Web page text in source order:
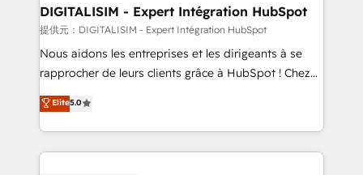
dedicated to HubSpot and with an experienced
team (50+), we work with reputable companies in
B2B sectors such as manufacturing, SaaS and
business services. We prepare a customized
impact of your digital transformation, including a
detailed financial rationale with a focus on ROI and
DIGITALISIM - Expert Intégration HubSpot
提供元：DIGITALISIM - Expert Intégration HubSpot
Nous aidons les entreprises et les dirigeants à se
rapprocher de leurs clients grâce à HubSpot ! Chez
DIGITALISIM, nous avons l'intime conviction que la
réussite des entreprises passe par l’innovation web,
le marketing digital, et la relation client ! C'est
pourquoi, nos experts sont à la fois capables de
Elite5.0